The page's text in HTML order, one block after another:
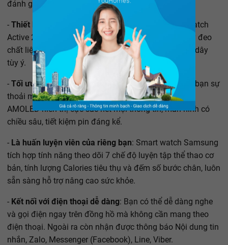
đánh giá bởi các lý do sau đây:
- Thiết kế gọn gàng, sang trọng: Mặt kính Galaxy Watch
Active 2 tròn viền cong sang trọng, tôn dáng tay. Dây đeo
chất liệu Sillicon mềm mại, tiện lợi để bạn thay màu dây
tùy ý.
- Tối ưu hóa hiển thị: Màn hình 1.4 inch rộng rãi cho bạn sự
thoải mái khi xem giờ. Công nghệ màn hình SUPER
AMOLED hiển thị cực sắc nét mọi thông tin, màn hình có
chiều sâu, tiết kiệm pin đáng kể.
- Là huấn luyện viên của riêng bạn: Smart watch Samsung
tích hợp tính năng theo dõi 7 chế độ luyện tập thể thao cơ
bản, tính lượng Calories tiêu thụ và đếm số bước chân, luôn
sẵn sàng hỗ trợ nâng cao sức khỏe.
- Kết nối với điện thoại dễ dàng: Bạn có thể dễ dàng nghe
và gọi điện ngay trên đồng hồ mà không cần mang theo
điện thoại. Ngoài ra còn nhận được thông báo Nội dung tin
nhắn, Zalo, Messenger (Facebook), Line, Viber.